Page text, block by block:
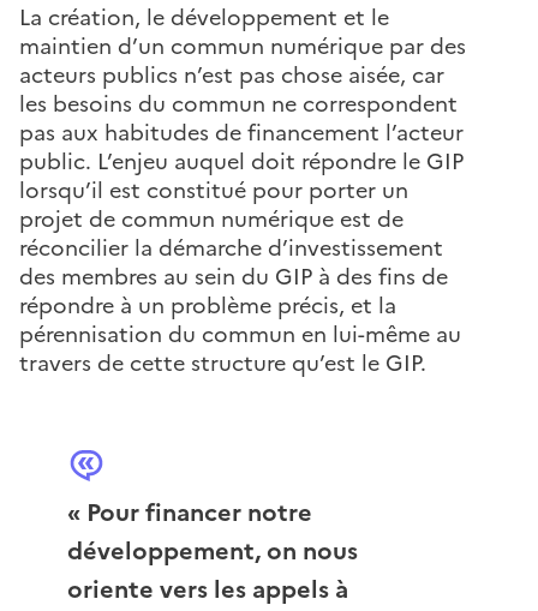
La création, le développement et le
maintien d’un commun numérique par des
acteurs publics n’est pas chose aisée, car
les besoins du commun ne correspondent
pas aux habitudes de financement l’acteur
public. L’enjeu auquel doit répondre le GIP
lorsqu’il est constitué pour porter un
projet de commun numérique est de
réconcilier la démarche d’investissement
des membres au sein du GIP à des fins de
répondre à un problème précis, et la
pérennisation du commun en lui-même au
travers de cette structure qu’est le GIP.
« Pour financer notre
développement, on nous
oriente vers les appels à